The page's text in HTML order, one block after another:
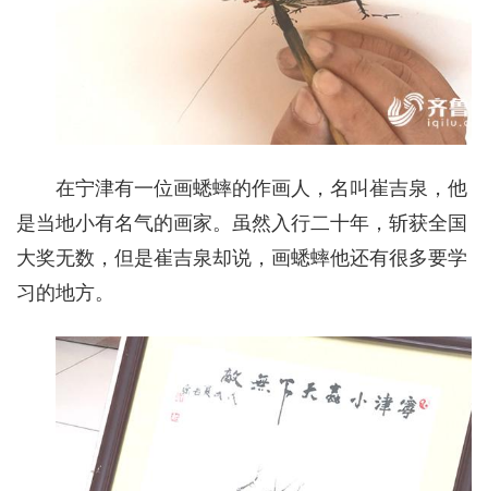
在宁津有一位画蟋蟀的作画人，名叫崔吉泉，他
是当地小有名气的画家。虽然入行二十年，斩获全国
大奖无数，但是崔吉泉却说，画蟋蟀他还有很多要学
习的地方。